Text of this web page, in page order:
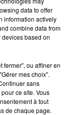
dévoile
édition de
2026 au
président...
Voir plus
data to offer
information actively
combine data from
based on
fermer", ou affiner en
mes choix".
sans
ce site. Vous
à tout
de chaque page.